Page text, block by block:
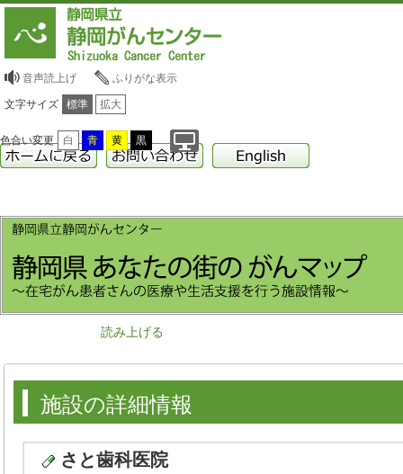
音声読上げ ふりがな表示
文字サイズ 標準 拡大
色合い変更 白 青 黄 黒
読み上げる
施設の詳細情報
さと歯科医院